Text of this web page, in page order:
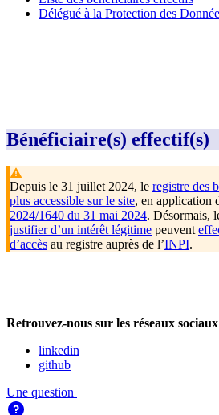
Délégué à la Protection des
Bénéficiaire(s) effectif(s)
Depuis le 31 juillet 2024, le registre des
plus accessible sur le site, en application
2024/1640 du 31 mai 2024. Désormais,
justifier d’un intérêt légitime peuvent
d’accès au registre auprès de l’INPI.
Retrouvez-nous sur les réseaux sociaux
linkedin
github
Une question